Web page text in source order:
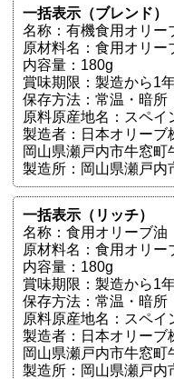
一括表示（ブレンド）
名称：有機食用オリー
原材料名：食用オリー
内容量：180g
賞味期限：製造から1
保存方法：常温・暗所
原料原産地名：スペイ
製造者：日本オリーブ
岡山県瀬戸内市牛窓町
製造所：岡山県瀬戸内
一括表示（リッチ）
名称：食用オリーブ油
原材料名：食用オリー
内容量：180g
賞味期限：製造から1
保存方法：常温・暗所
原料原産地名：スペイ
製造者：日本オリーブ
岡山県瀬戸内市牛窓町
製造所：岡山県瀬戸内